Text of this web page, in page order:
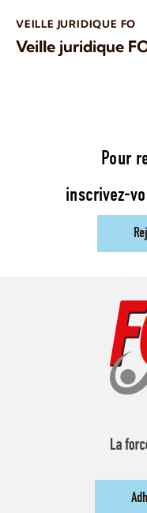
VEILLE JURIDIQUE FO
Veille juridique
Pour
inscrivez-